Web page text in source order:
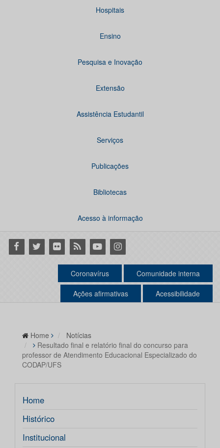
Hospitais
Ensino
Pesquisa e Inovação
Extensão
Assistência Estudantil
Serviços
Publicações
Bibliotecas
Acesso à informação
Facebook
Twitter Flickr RSS YoutubeInstagram
Coronavírus Comunidade interna
Ações afirmativas Acessibilidade
Home
Notícias
Resultado final e relatório final do concurso para
professor de Atendimento Educacional Especializado do
CODAP/UFS
Home
Histórico
Institucional